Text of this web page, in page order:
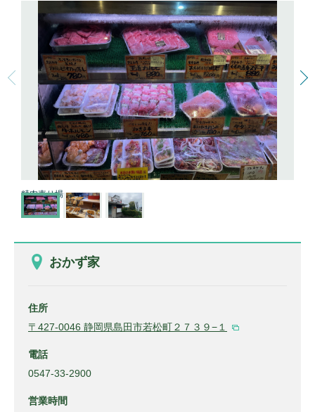
精肉売り場
おかず家
住所
〒427-0046 静岡県島田市若松町２７３９−１
電話
0547-33-2900
営業時間